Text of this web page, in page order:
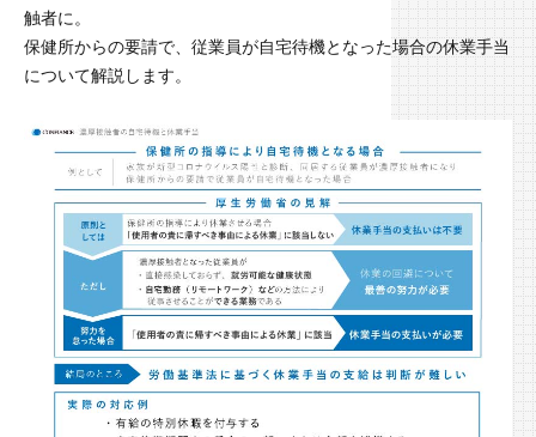
触者に。
保健所からの要請で、従業員が自宅待機となった場合の休業手当
について解説します。